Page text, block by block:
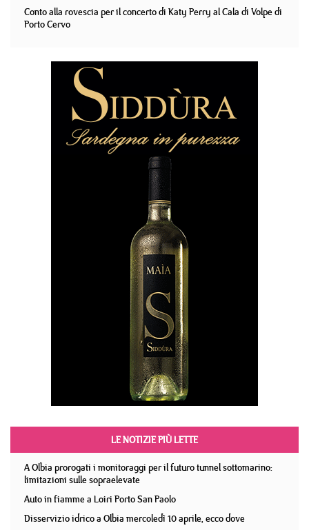
Conto alla rovescia per il concerto di Katy Perry al Cala di Volpe di
Porto Cervo
LE NOTIZIE PIÙ LETTE
A Olbia prorogati i monitoraggi per il futuro tunnel sottomarino:
limitazioni sulle sopraelevate
Auto in fiamme a Loiri Porto San Paolo
Disservizio idrico a Olbia mercoledì 10 aprile, ecco dove